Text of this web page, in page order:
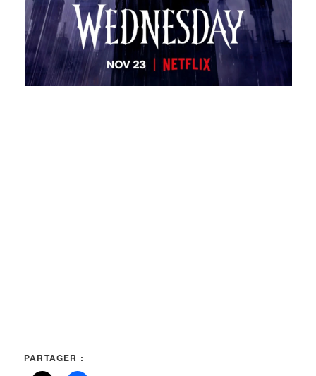
PARTAGER :